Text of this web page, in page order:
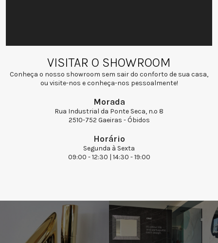
VISITAR O SHOWROOM
Conheça o nosso showroom sem sair do conforto de sua casa,
ou visite-nos e conheça-nos pessoalmente!
Morada
Rua Industrial da Ponte Seca, n.º 8
2510-752 Gaeiras - Óbidos
Horário
Segunda à Sexta
09:00 - 12:30 | 14:30 - 19:00